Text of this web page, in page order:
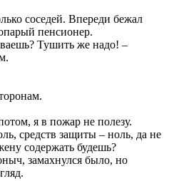
соседей. Впереди бежал
пенсионер.
Тушить же надо! –
я в пожар не полезу.
средств защиты – ноль, да не
содержать будешь?
замахнулся было, но